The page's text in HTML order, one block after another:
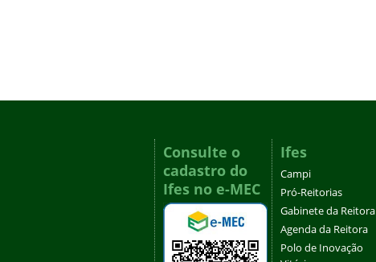
Consulte o
cadastro do
Ifes no e-MEC
Ifes
Campi
Pró-Reitorias
Gabinete da Reitora
Agenda da Reitora
Polo de Inovação